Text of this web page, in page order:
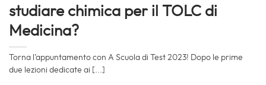
studiare chimica per il TOLC di
Medicina?
Torna l’appuntamento con A Scuola di Test 2023! Dopo le prime
due lezioni dedicate ai [...]